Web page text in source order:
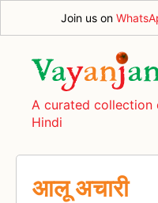
Join us on
A curated collection
Hindi
आलू अचारी